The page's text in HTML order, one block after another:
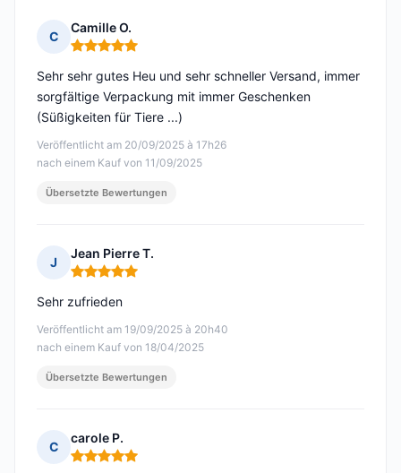
C
Camille O.
Hinweis: 5 von 5
Veröffentlicht am 20/09/2025 à 17h26
nach einem Kauf von 11/09/2025
Sehr sehr gutes Heu und sehr schneller Versand, immer
sorgfältige Verpackung mit immer Geschenken
(Süßigkeiten für Tiere ...)
Übersetzte Bewertungen
J
Jean Pierre T.
Hinweis: 5 von 5
Veröffentlicht am 19/09/2025 à 20h40
nach einem Kauf von 18/04/2025
Sehr zufrieden
Übersetzte Bewertungen
C
carole P.
Hinweis: 5 von 5